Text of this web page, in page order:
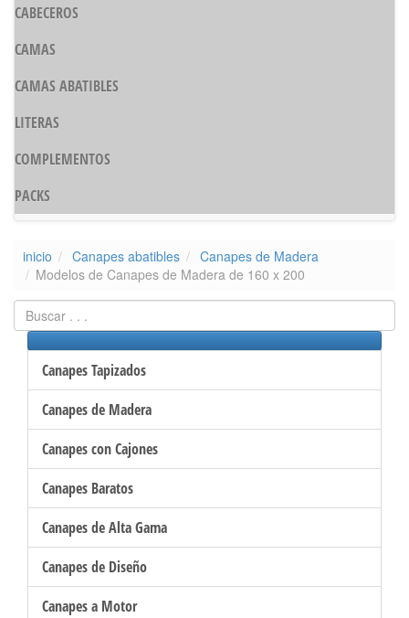
CABECEROS
CAMAS
CAMAS ABATIBLES
LITERAS
COMPLEMENTOS
PACKS
inicio Canapes abatibles
Canapes de Madera
Modelos de Canapes de Madera de 160 x 200
Canapes Tapizados
Canapes de Madera
Canapes con Cajones
Canapes Baratos
Canapes de Alta Gama
Canapes de Diseño
Canapes a Motor